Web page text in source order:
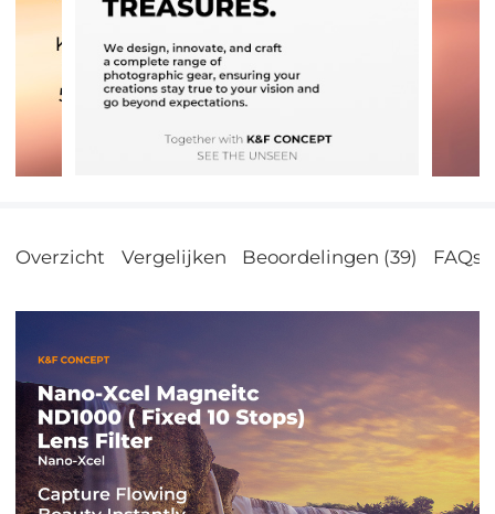
Overzicht Vergelijken Beoordelingen (39) FAQs